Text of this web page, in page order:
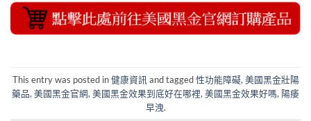
This entry was posted in健康資訊 and tagged性功能障礙, 美國黑金壯陽
藥品, 美國黑金官網, 美國黑金效果到底好在哪裡, 美國黑金效果好嗎, 陽痿
早洩.